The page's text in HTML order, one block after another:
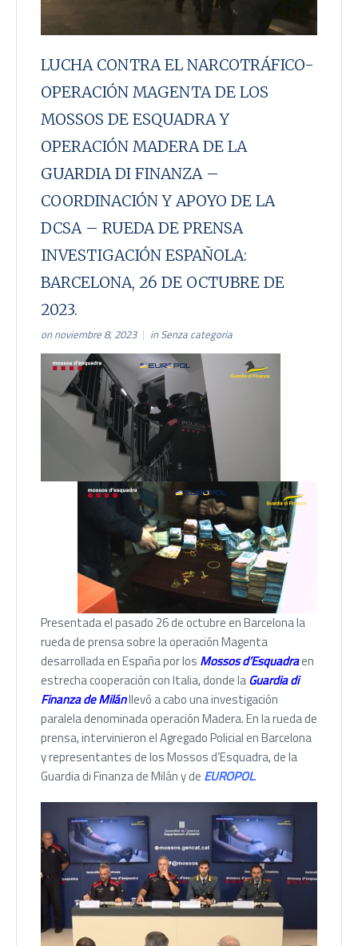
LUCHA CONTRA EL NARCOTRÁFICO-
OPERACIÓN MAGENTA DE LOS
MOSSOS DE ESQUADRA Y
OPERACIÓN MADERA DE LA
GUARDIA DI FINANZA –
COORDINACIÓN Y APOYO DE LA
DCSA – RUEDA DE PRENSA
INVESTIGACIÓN ESPAÑOLA:
BARCELONA, 26 DE OCTUBRE DE
2023.
on noviembre 8, 2023 inSenza categoria
Presentada el pasado 26 de octubre en Barcelona la
rueda de prensa sobre la operación Magenta
desarrollada en España por los Mossos d’Esquadraen
estrecha cooperación con Italia, donde laGuardia di
Finanzade Milánllevó a cabo una investigación
paralela denominada operación Madera. En la rueda de
prensa, intervinieron el Agregado Policial en Barcelona
y representantes de los Mossos d’Esquadra, de la
Guardia di Finanza de Milán y de EUROPOL.